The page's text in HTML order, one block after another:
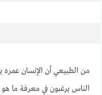
من الطبيعي أن الإنسان عمره
الناس يرغبون في معرفة ما